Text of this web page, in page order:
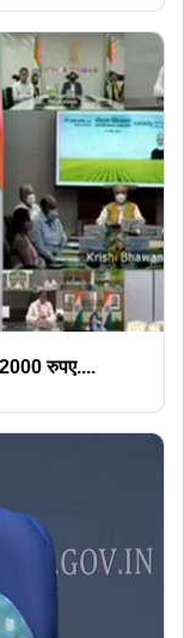
2000 रुपए....